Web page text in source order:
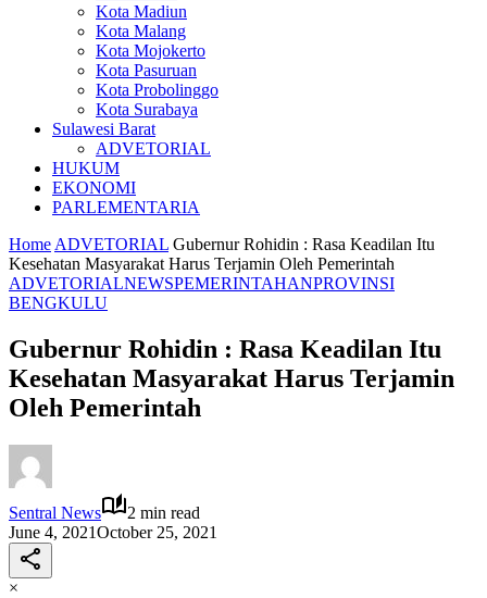
Kota Madiun
Kota Malang
Kota Mojokerto
Kota Pasuruan
Kota Probolinggo
Kota Surabaya
Sulawesi Barat
ADVETORIAL
HUKUM
EKONOMI
PARLEMENTARIA
Home ADVETORIAL Gubernur Rohidin : Rasa Keadilan Itu
Kesehatan Masyarakat Harus Terjamin Oleh Pemerintah
ADVETORIALNEWSPEMERINTAHANPROVINSI
BENGKULU
Gubernur Rohidin : Rasa Keadilan Itu
Kesehatan Masyarakat Harus Terjamin
Oleh Pemerintah
Sentral News
2 min read
June 4, 2021October 25, 2021
×